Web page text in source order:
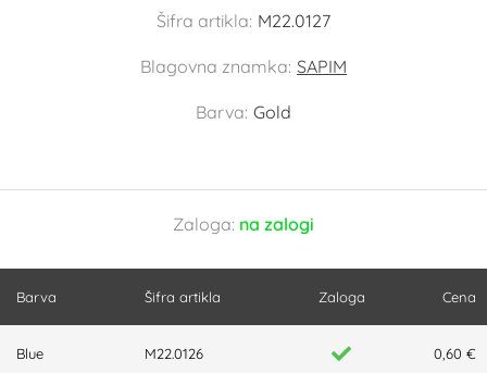
Šifra artikla: M22.0127
Blagovna znamka: SAPIM
Barva: Gold
Zaloga: na zalogi
Barva Šifra artikla Zaloga Cena
Blue M22.0126 0,60 €